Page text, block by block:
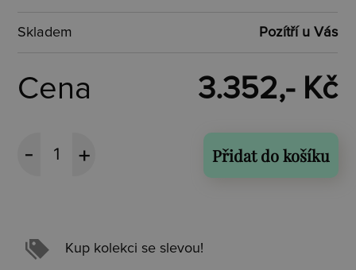
Skladem Pozítří u Vás
Cena 3.352,- Kč
Přidat do košíku
Kup kolekci se slevou!